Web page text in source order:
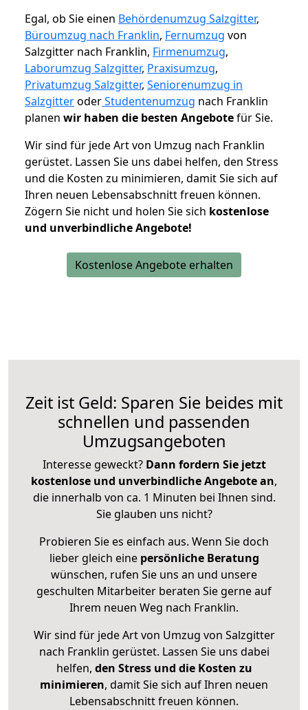
Egal, ob Sie einen Behördenumzug Salzgitter,
Büroumzug nach Franklin, Fernumzug von
Salzgitter nach Franklin, Firmenumzug,
Laborumzug Salzgitter, Praxisumzug,
Privatumzug Salzgitter, Seniorenumzug in
SalzgitteroderStudentenumzug nach Franklin
planen wir haben die besten Angebotefür Sie.
Wir sind für jede Art von Umzug nach Franklin
gerüstet. Lassen Sie uns dabei helfen, den Stress
und die Kosten zu minimieren, damit Sie sich auf
Ihren neuen Lebensabschnitt freuen können.
Zögern Sie nicht und holen Sie sich kostenlose
und unverbindliche Angebote!
Kostenlose Angebote erhalten
Zeit ist Geld: Sparen Sie beides mit
schnellen und passenden
Umzugsangeboten
Interesse geweckt? Dann fordern Sie jetzt
kostenlose und unverbindliche Angebote an,
die innerhalb von ca. 1 Minuten bei Ihnen sind.
Sie glauben uns nicht?
Probieren Sie es einfach aus. Wenn Sie doch
lieber gleich eine persönliche Beratung
wünschen, rufen Sie uns an und unsere
geschulten Mitarbeiter beraten Sie gerne auf
Ihrem neuen Weg nach Franklin.
Wir sind für jede Art von Umzug von Salzgitter
nach Franklin gerüstet. Lassen Sie uns dabei
helfen, den Stress und die Kosten zu
minimieren, damit Sie sich auf Ihren neuen
Lebensabschnitt freuen können.